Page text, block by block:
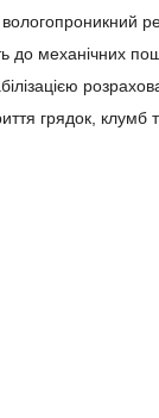
до механічних
грядок, клумб